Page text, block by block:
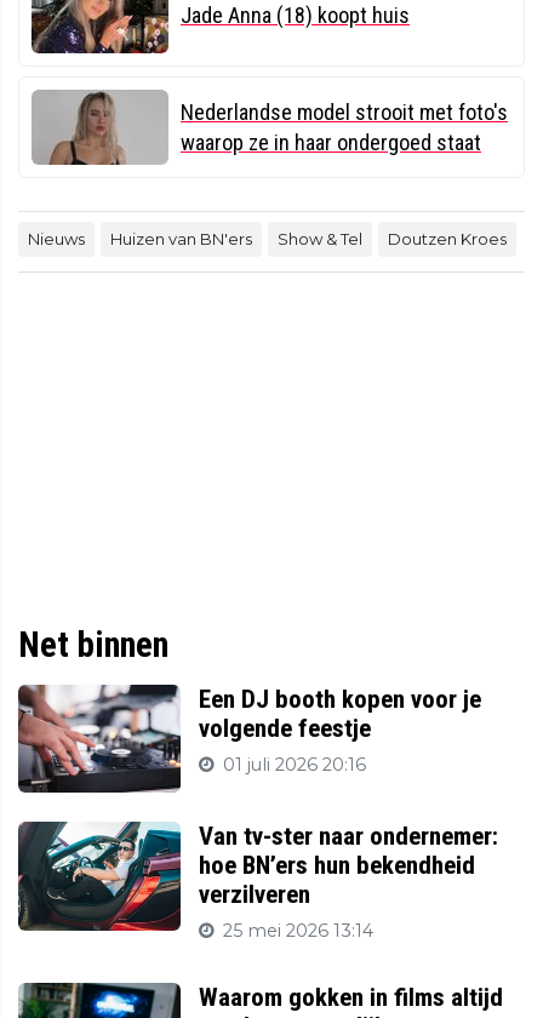
Jade Anna (18) koopt huis
Nederlandse model strooit met foto's
waarop ze in haar ondergoed staat
Nieuws Huizen van BN'ers Show & Tel Doutzen Kroes
Net binnen
Een DJ booth kopen voor je
volgende feestje
01 juli 2026 20:16
Van tv-ster naar ondernemer:
hoe BN’ers hun bekendheid
verzilveren
25 mei 2026 13:14
Waarom gokken in films altijd